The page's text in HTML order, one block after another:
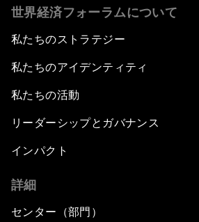
世界経済フォーラムについて
私たちのストラテジー
私たちのアイデンティティ
私たちの活動
リーダーシップとガバナンス
インパクト
詳細
センター（部門）